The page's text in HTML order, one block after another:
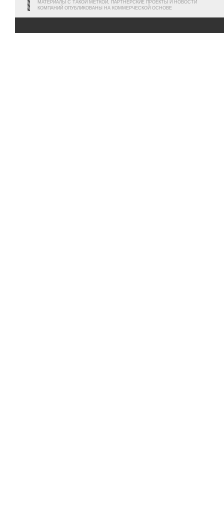
МАТЕРИАЛЫ С ТАКОЙ МЕТКОЙ, ПАРТНЕРСКИЕ ПРОЕКТЫ И НОВОСТИ
КОМПАНИЙ ОПУБЛИКОВАНЫ НА КОММЕРЧЕСКОЙ ОСНОВЕ